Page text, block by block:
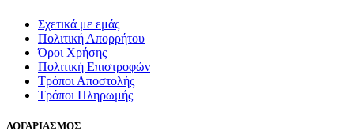
Σχετικά με εμάς
Πολιτική Απορρήτου
Όροι Χρήσης
Πολιτική Επιστροφών
Τρόποι Αποστολής
Τρόποι Πληρωμής
ΛΟΓΑΡΙΑΣΜΟΣ